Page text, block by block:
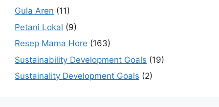
Gula Aren (11)
Petani Lokal (9)
Resep Mama Hore (163)
Sustainability Development Goals (19)
Sustainality Development Goals (2)